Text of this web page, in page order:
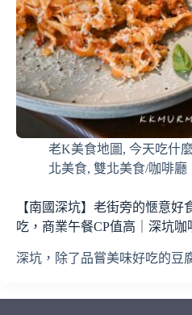
老K美食地圖 , 今天吃什麼
北美食, 雙北美食/咖啡廳
【南國深坑】老街旁的愜意好
吃，商業午餐CP值高｜深坑咖
深坑，除了品嘗美味好吃的豆